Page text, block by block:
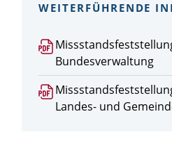
WEITERFÜHRENDE
Bundesverwaltung
PDF
Datei
herunterladen
Landes- und
PDF
Datei
herunterladen